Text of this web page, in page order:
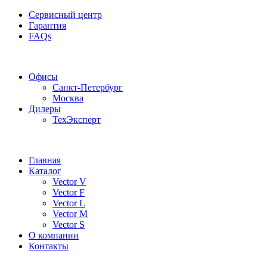
Сервисный центр
Гарантия
FAQs
Офисы
Санкт-Петербург
Москва
Дилеры
ТехЭксперт
Главная
Каталог
Vector V
Vector F
Vector L
Vector M
Vector S
О компании
Контакты